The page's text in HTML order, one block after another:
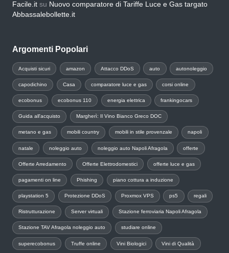
Facile.it su Nuovo comparatore di Tariffe Luce e Gas targato
Abbassalebollette.it
Argomenti Popolari
Acquisti sicuri amazon Attacco DDoS auto autonoleggio
capodichino Casa comparatore luce e gas corsi online
ecobonus ecobonus 110 energia elettrica frankingocars
Guida all'acquisto Margherì: Il Vino Bianco Greco DOC
metano e gas mobili country mobili in stile provenzale napoli
natale noleggio auto noleggio auto Napoli Afragola offerte
Offerte Arredamento Offerte Elettrodomestici offerte luce e gas
pagamenti on line Phishing piano cottura a induzione
playstation 5 Protezione DDoS Proxmox VPS ps5 regali
Ristrutturazione Server virtuali Stazione ferroviaria Napoli Afragola
Stazione TAV Afragola noleggio auto studiare online
superecobonus Truffe online Vini Biologici Vini di Qualità